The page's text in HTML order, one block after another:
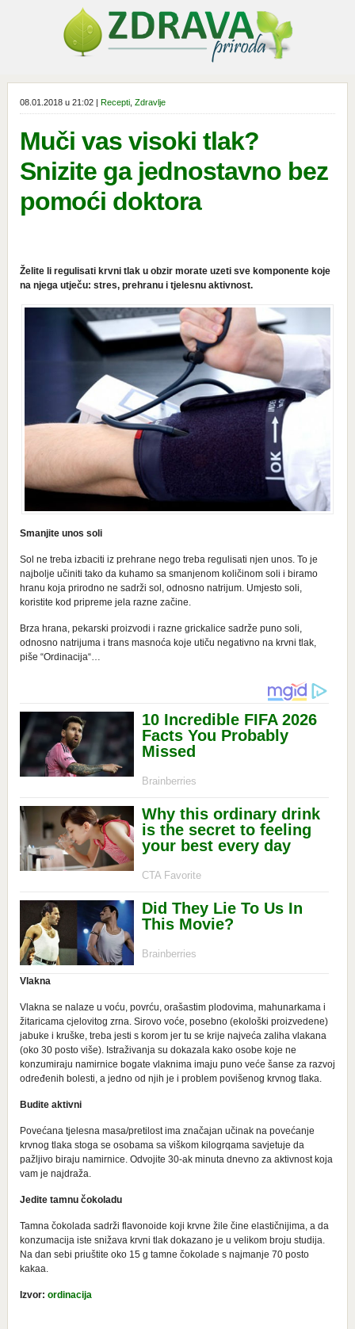
08.01.2018 u 21:02 | Recepti, Zdravlje
Muči vas visoki tlak?
Snizite ga jednostavno bez
pomoći doktora
Želite li regulisati krvni tlak u obzir morate uzeti sve komponente koje
na njega utječu: stres, prehranu i tjelesnu aktivnost.
Smanjite unos soli
Sol ne treba izbaciti iz prehrane nego treba regulisati njen unos. To je
najbolje učiniti tako da kuhamo sa smanjenom količinom soli i biramo
hranu koja prirodno ne sadrži sol, odnosno natrijum. Umjesto soli,
koristite kod pripreme jela razne začine.
Brza hrana, pekarski proizvodi i razne grickalice sadrže puno soli,
odnosno natrijuma i trans masnoća koje utiču negativno na krvni tlak,
piše “Ordinacija“…
Vlakna
Vlakna se nalaze u voću, povrću, orašastim plodovima, mahunarkama i
žitaricama cjelovitog zrna. Sirovo voće, posebno (ekološki proizvedene)
jabuke i kruške, treba jesti s korom jer tu se krije najveća zaliha vlakana
(oko 30 posto više). Istraživanja su dokazala kako osobe koje ne
konzumiraju namirnice bogate vlaknima imaju puno veće šanse za razvoj
određenih bolesti, a jedno od njih je i problem povišenog krvnog tlaka.
Budite aktivni
Povećana tjelesna masa/pretilost ima značajan učinak na povećanje
krvnog tlaka stoga se osobama sa viškom kilogrqama savjetuje da
pažljivo biraju namirnice. Odvojite 30-ak minuta dnevno za aktivnost koja
vam je najdraža.
Jedite tamnu čokoladu
Tamna čokolada sadrži flavonoide koji krvne žile čine elastičnijima, a da
konzumacija iste snižava krvni tlak dokazano je u velikom broju studija.
Na dan sebi priuštite oko 15 g tamne čokolade s najmanje 70 posto
kakaa.
Izvor: ordinacija